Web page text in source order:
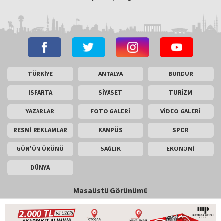
TÜRKİYE ANTALYA BURDUR
ISPARTA SİYASET TURİZM
YAZARLAR FOTO GALERİ VİDEO GALERİ
RESMİ REKLAMLAR KAMPÜS SPOR
GÜN'ÜN ÜRÜNÜ SAĞLIK EKONOMİ
DÜNYA
Masaüstü Görünümü
İletişim